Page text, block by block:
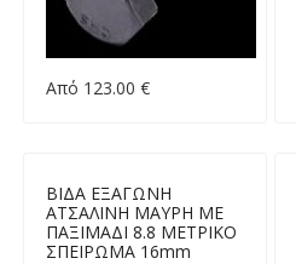
Από 123.00 €
ΒΙΔΑ ΕΞΑΓΩΝΗ
ΑΤΣΑΛΙΝΗ ΜΑΥΡΗ ΜΕ
ΠΑΞΙΜΑΔΙ 8.8 ΜΕΤΡΙΚΟ
ΣΠΕΙΡΩΜΑ 16mm